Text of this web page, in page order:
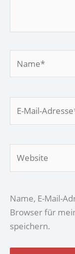
Mail-
Name, E-Mail-
Browser für
speichern.